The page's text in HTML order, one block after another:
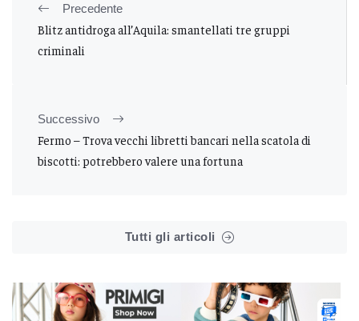
Precedente
Blitz antidroga all’Aquila: smantellati tre gruppi
criminali
Successivo
Fermo – Trova vecchi libretti bancari nella scatola di
biscotti: potrebbero valere una fortuna
Tutti gli articoli